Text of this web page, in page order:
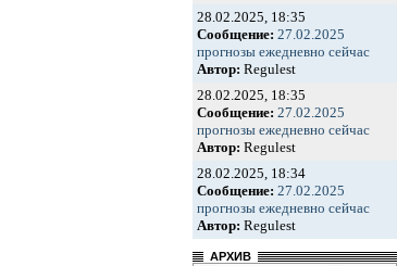
28.02.2025, 18:35
Сообщение: 27.02.2025
прогнозы ежедневно сейчас
Автор: Regulest
28.02.2025, 18:35
Сообщение: 27.02.2025
прогнозы ежедневно сейчас
Автор: Regulest
28.02.2025, 18:34
Сообщение: 27.02.2025
прогнозы ежедневно сейчас
Автор: Regulest
АРХИВ